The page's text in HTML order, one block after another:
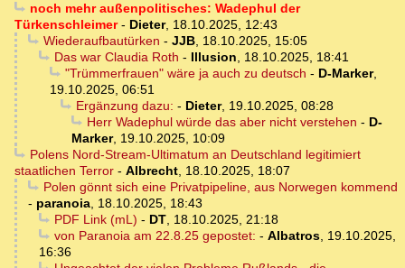
noch mehr außenpolitisches: Wadephul der
Türkenschleimer- Dieter, 18.10.2025, 12:43
Wiederaufbautürken - JJB, 18.10.2025, 15:05
Das war Claudia Roth - Illusion, 18.10.2025, 18:41
"Trümmerfrauen" wäre ja auch zu deutsch - D-Marker,
19.10.2025, 06:51
Ergänzung dazu: - Dieter, 19.10.2025, 08:28
Herr Wadephul würde das aber nicht verstehen - D-
Marker, 19.10.2025, 10:09
Polens Nord-Stream-Ultimatum an Deutschland legitimiert
staatlichen Terror - Albrecht, 18.10.2025, 18:07
Polen gönnt sich eine Privatpipeline, aus Norwegen kommend
- paranoia, 18.10.2025, 18:43
PDF Link (mL) - DT, 18.10.2025, 21:18
von Paranoia am 22.8.25 gepostet: - Albatros, 19.10.2025,
16:36